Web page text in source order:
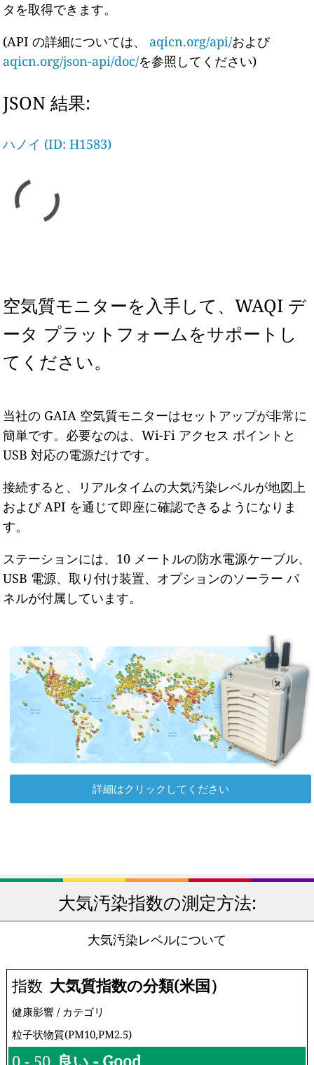
タを取得できます。
(API の詳細については、 aqicn.org/api/および
aqicn.org/json-api/doc/を参照してください)
JSON 結果:
ハノイ (ID: H1583)
空気質モニターを入手して、WAQI デ
ータ プラットフォームをサポートし
てください。
当社の GAIA 空気質モニターはセットアップが非常に
簡単です。必要なのは、Wi-Fi アクセス ポイントと
USB 対応の電源だけです。
接続すると、リアルタイムの大気汚染レベルが地図上
および API を通じて即座に確認できるようになりま
す。
ステーションには、10 メートルの防水電源ケーブル、
USB 電源、取り付け装置、オプションのソーラー パ
ネルが付属しています。
詳細はクリックしてください
大気汚染指数の測定方法:
大気汚染レベルについて
指数 大気質指数の分類(米国）
健康影響 / カテゴリ
粒子状物質(PM10,PM2.5)